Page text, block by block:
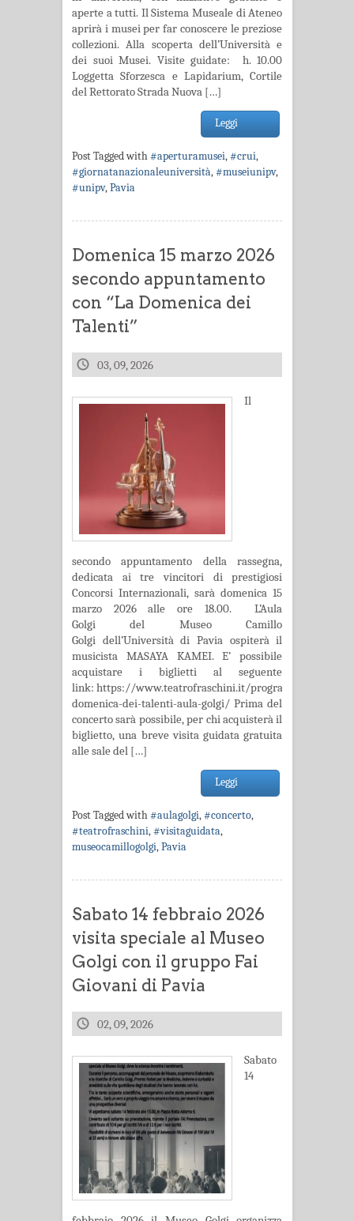
aperte a tutti. Il Sistema Museale di Ateneo
aprirà i musei per far conoscere le preziose
collezioni. Alla scoperta dell’Università e
dei suoi Musei. Visite guidate: h. 10.00
Loggetta Sforzesca e Lapidarium, Cortile
del Rettorato Strada Nuova […]
Leggi
Post Tagged with#aperturamusei,#crui,
#giornatanazionaleuniversità,#museiunipv,
#unipv,Pavia
Domenica 15 marzo 2026
secondo appuntamento
con “La Domenica dei
Talenti”
03, 09, 2026
Il
secondo appuntamento della rassegna,
dedicata ai tre vincitori di prestigiosi
Concorsi Internazionali, sarà domenica 15
marzo 2026 alle ore 18.00. L’Aula
Golgi del Museo Camillo
Golgi dell’Università di Pavia ospiterà il
musicista MASAYA KAMEI. E’ possibile
acquistare i biglietti al seguente
link: https://www.teatrofraschini.it/programma/la-
domenica-dei-talenti-aula-golgi/ Prima del
concerto sarà possibile, per chi acquisterà il
biglietto, una breve visita guidata gratuita
alle sale del […]
Leggi
Post Tagged with#aulagolgi,#concerto,
#teatrofraschini,#visitaguidata,
museocamillogolgi,Pavia
Sabato 14 febbraio 2026
visita speciale al Museo
Golgi con il gruppo Fai
Giovani di Pavia
02, 09, 2026
Sabato
14